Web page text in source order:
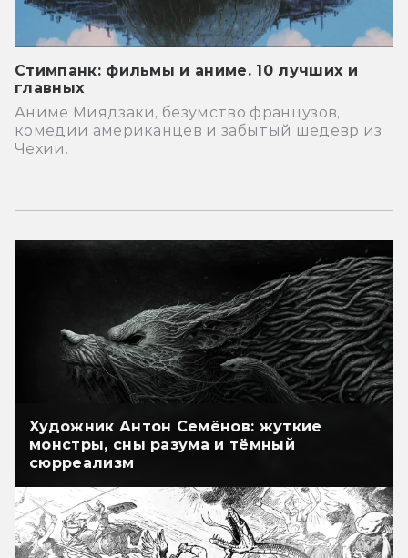
Стимпанк: фильмы и аниме. 10 лучших и
главных
Аниме Миядзаки, безумство французов,
комедии американцев и забытый шедевр из
Чехии.
Художник Антон Семёнов: жуткие
монстры, сны разума и тёмный
сюрреализм